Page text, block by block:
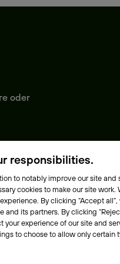
oder
RichtlinieErklärung zur
responsibilities.
to notably improve our site and
cookies to make our site work.
By clicking “Accept
its partners. By clicking
experience of our site and
to choose to allow only certain